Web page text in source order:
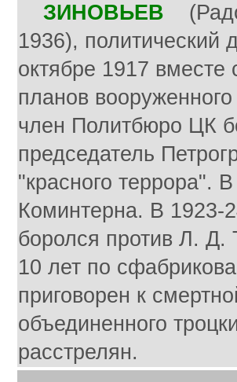
ЗИНОВЬЕВ
1936),
октябре 1917
планов
член Политбюро ЦК
председатель
"красного террора".
Коминтерна. В
боролся против Л. Д.
10 лет по
приговорен к
объединенного
расстрелян.